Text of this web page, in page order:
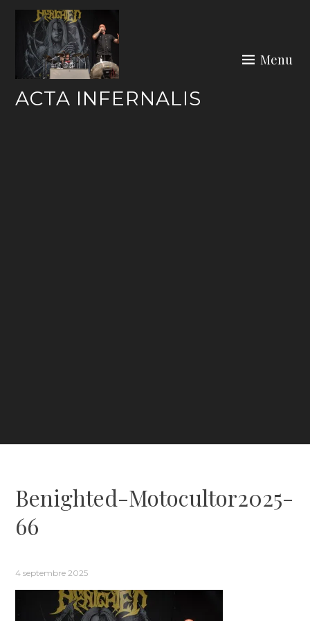
Skip
content
ACTA INFERNALIS
Menu
Benighted-Motocultor2025-
66
4 septembre 2025